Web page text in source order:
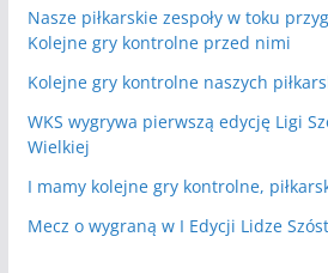
Nasze piłkarskie zespoły w toku
Kolejne gry kontrolne przed nimi
Kolejne gry kontrolne naszych
WKS wygrywa pierwszą edycję Ligi
Wielkiej
I mamy kolejne gry kontrolne,
Mecz o wygraną w I Edycji Lidze